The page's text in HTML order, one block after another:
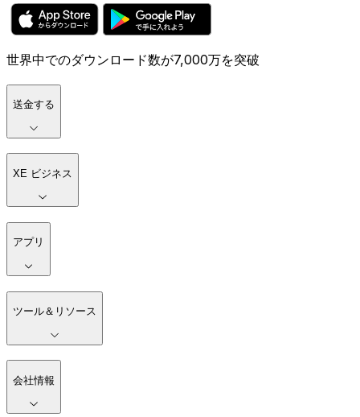
世界中でのダウンロード数が7,000万を突破
送金する
XE ビジネス
アプリ
ツール＆リソース
会社情報